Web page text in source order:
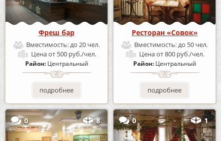
Фреш бар
Вместимость:до 20 чел.
Ценаот 500 руб./чел.
Район: Центральный
подробнее
Ресторан «Совок»
Вместимость:до 50 чел.
Ценаот 800 руб./чел.
Район: Центральный
подробнее
0 8 0 1